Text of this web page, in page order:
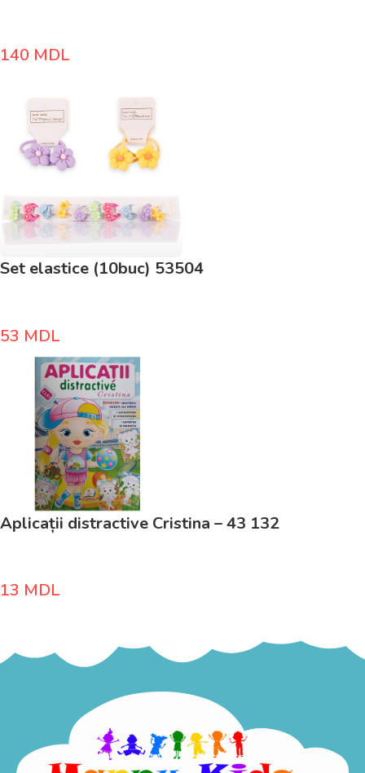
140 MDL
Set elastice (10buc) 53504
53 MDL
Aplicații distractive Cristina – 43 132
13 MDL